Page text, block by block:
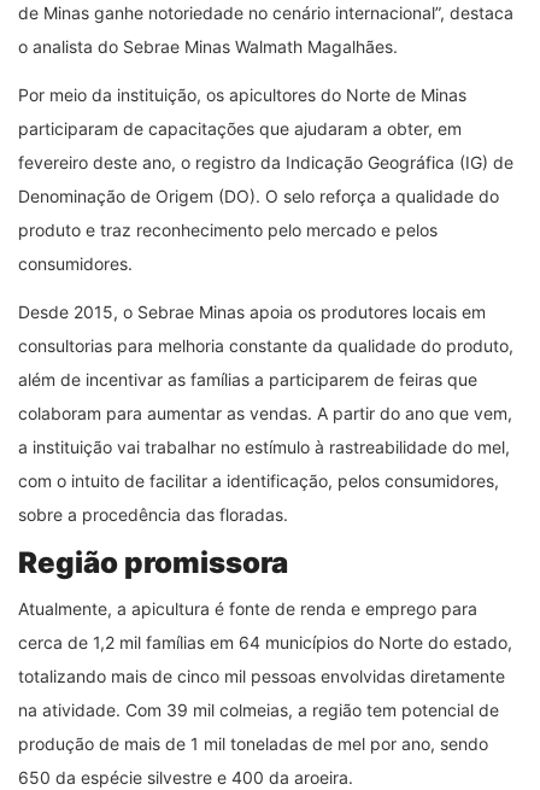
de Minas ganhe notoriedade no cenário internacional”, destaca
o analista do Sebrae Minas Walmath Magalhães.
Por meio da instituição, os apicultores do Norte de Minas
participaram de capacitações que ajudaram a obter, em
fevereiro deste ano, o registro da Indicação Geográfica (IG) de
Denominação de Origem (DO). O selo reforça a qualidade do
produto e traz reconhecimento pelo mercado e pelos
consumidores.
Desde 2015, o Sebrae Minas apoia os produtores locais em
consultorias para melhoria constante da qualidade do produto,
além de incentivar as famílias a participarem de feiras que
colaboram para aumentar as vendas. A partir do ano que vem,
a instituição vai trabalhar no estímulo à rastreabilidade do mel,
com o intuito de facilitar a identificação, pelos consumidores,
sobre a procedência das floradas.
Região promissora
Atualmente, a apicultura é fonte de renda e emprego para
cerca de 1,2 mil famílias em 64 municípios do Norte do estado,
totalizando mais de cinco mil pessoas envolvidas diretamente
na atividade. Com 39 mil colmeias, a região tem potencial de
produção de mais de 1 mil toneladas de mel por ano, sendo
650 da espécie silvestre e 400 da aroeira.